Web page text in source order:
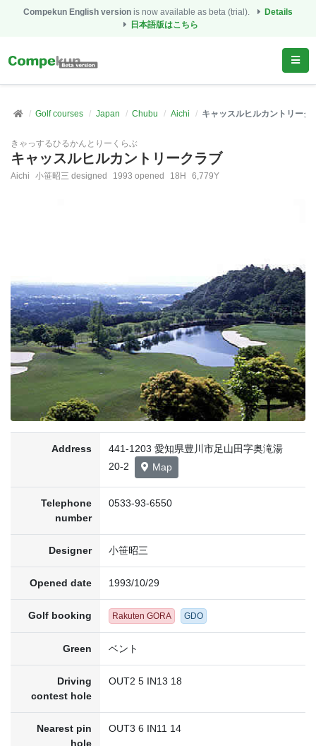
Compekun English version is now available as beta (trial).
Details
日本語版はこちら
Golf courses Japan Chubu Aichi キャッスルヒルカントリーク
きゃっするひるかんとりーくらぶ
キャッスルヒルカントリークラブ
Aichi 小笹昭三 designed 1993 opened 18H 6,779Y
Address
441-1203 愛知県豊川市足山田字奥滝湯
20-2
Map
Telephone
number
0533-93-6550
Designer 小笹昭三
Opened date 1993/10/29
Golf booking Rakuten GORA GDO
Green ベント
Driving
contest hole
OUT2 5 IN13 18
Nearest pin
hole
OUT3 6 IN11 14